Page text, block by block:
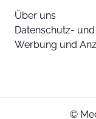
Über uns
Datenschutz-
Werbung und
©